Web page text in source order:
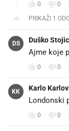
0 0
PRIKAŽI 1
DS Duško Stojic
Ajme koje
0 0
KK Karlo
0 0